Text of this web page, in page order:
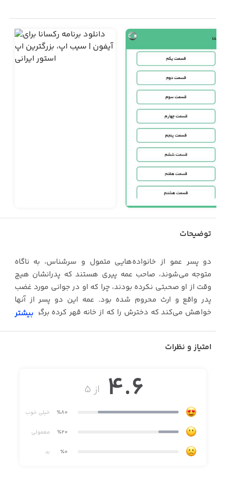
توضیحات
دو پسر عمو از خانواده‌هایی متمول و سرشناس، به ناگاه
متوجه می‌شوند، صاحب عمه پیری هستند که پدرانشان هیچ
وقت از او صحبتی نکرده بودند، چرا که او در جوانی مورد غضب
پدر واقع و ارث محروم شده بود. عمه این دو پسر از آنها
خواهش می‌کند که دخترش را که از خانه قهر کرده برگردانند و
بیشتر
امتیاز و نظرات
از ۵ 4.6
٪80 خیلی خوب
٪20 معمولی
٪0 بد